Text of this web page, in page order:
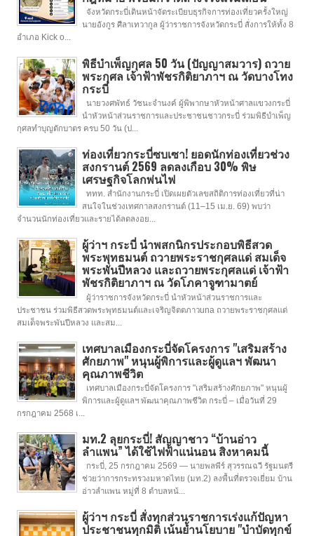
จังหวัดกระบี่เดินหน้าจัดระเบียบธุรกิจการท่องเที่ยวครั้งใหญ่
นายอังกูร ศีลาเทวากูล ผู้ว่าราชการจังหวัดกระบี่ สั่งการให้ทั้ง 8
อำเภอ Kick o...
พิธีบำเพ็ญกุศล 50 วัน (ปัญญาสมวาร) ถวาย
พระกุศล เจ้าฟ้าพัชรกิติยาภาฯ ณ วัดบางโทง
กระบี่
นายวงศพัทธ์ วัชนะจำนงค์ ผู้พิพากษาหัวหน้าศาลแขวงกระบี่
นำหัวหน้าส่วนราชการและประชาชนชาวกระบี่ ร่วมพิธีบำเพ็ญ
กุศลทำบุญตักบาตร ครบ 50 วัน (ป...
ท่องเที่ยวกระบี่ซบเซา! ยอดนักท่องเที่ยวช่วง
สงกรานต์ 2569 ลดลงเกือบ 30% พิษ
เศรษฐกิจโลกพ่นไฟ
ททท. สำนักงานกระบี่ เปิดเผยตัวเลขสถิติการท่องเที่ยวที่น่า
สนใจในช่วงเทศกาลสงกรานต์ (11–15 เม.ย. 69) พบว่า
จำนวนนักท่องเที่ยวและรายได้ลดลงอย...
ผู้ว่าฯ กระบี่ นำพสกนิกรประกอบพิธีสวด
พระพุทธมนต์ ถวายพระราชกุศลแด่ สมเด็จ
พระพันปีหลวง และถวายพระกุศลแด่ เจ้าฟ้า
พัชรกิติยาภาฯ ณ วัดโภคาจูฑามาตย์
ผู้ว่าราชการจังหวัดกระบี่ นำหัวหน้าส่วนราชการและ
ประชาชน ร่วมพิธีสวดพระพุทธมนต์และเจริญจิตตภาวuna ถวายพระราชกุศลแด่
สมเด็จพระพันปีหลวง และสม...
เทศบาลเมืองกระบี่จัดโครงการ "เสริมสร้าง
ศักยภาพ" หนุนผู้พิการและผู้ดูแลฯ พัฒนา
คุณภาพชีวิต
เทศบาลเมืองกระบี่จัดโครงการ "เสริมสร้างศักยภาพ" หนุนผู้
พิการและผู้ดูแลฯ พัฒนาคุณภาพชีวิต กระบี่ – เมื่อวันที่ 29
กรกฎาคม 2568 เ...
มท.2 ลุยกระบี่! สัญญาชาว “บ้านอ่าว
ลำแพน” ได้ใช้ไฟฟ้าแน่นอน สิงหาคมนี้
กระบี่, 25 กรกฎาคม 2569 — นายพลพีร์ สุวรรณฉวี รัฐมนตรี
ช่วยว่าการกระทรวงมหาดไทย (มท.2) ลงพื้นที่ตรวจเยี่ยม บ้าน
อ่าวลำแพน หมู่ที่ 8 ตำบลหน้...
ผู้ว่าฯ กระบี่ สั่งทุกส่วนราชการเร่งแก้ปัญหา
ประชาชนทุกมิติ เน้นย้ำนโยบาย "บำบัดทุกข์